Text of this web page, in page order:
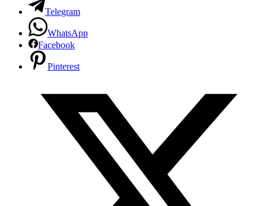
Telegram
WhatsApp
Facebook
Pinterest